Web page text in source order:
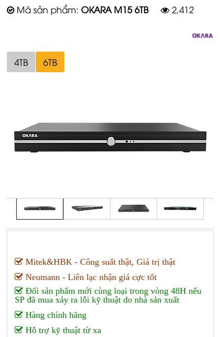
Mã sản phẩm: OKARA M15 6TB 2,412
4TB 6TB
Mitek&HBK - Công suất thật, Giá trị thật
Neumann - Liên lạc nhận giá cực tốt
Đổi sản phẩm mới cùng loại trong vòng 48H nếu
SP đã mua xảy ra lỗi kỹ thuật do nhà sản xuất
Hàng chính hãng
Hỗ trợ kỹ thuật từ xa